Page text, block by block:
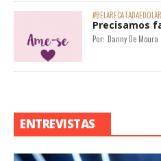
#BELARECATADAEDOLAR
Precisamos
Por: Danny De Moura
ENTREVISTAS